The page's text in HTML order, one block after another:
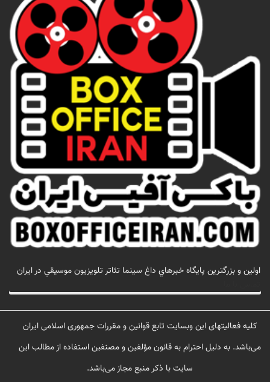
اولين و بزرگترين پايگاه خبرهاي داغ سينما تئاتر تلويزيون موسيقي در ايران
کلیه فعالیتهای این وبسایت تابع قوانین و مقررات جمهوری اسلامی ایران
می‌باشد. به دلیل احترام به قانون مؤلفین و مصنفین استفاده از مطالب این
سایت با ذکر منبع مجاز می‌باشد.